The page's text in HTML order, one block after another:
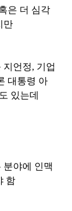
은 더 심각
만
지언정, 기업
대통령 아
있는데
분야에 인맥
함